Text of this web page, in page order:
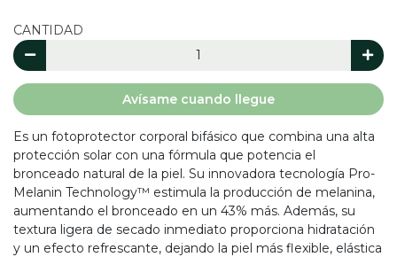
CANTIDAD
Avísame cuando llegue
Es un fotoprotector corporal bifásico que combina una alta
protección solar con una fórmula que potencia el
bronceado natural de la piel. Su innovadora tecnología Pro-
Melanin Technology™ estimula la producción de melanina,
aumentando el bronceado en un 43% más. Además, su
textura ligera de secado inmediato proporciona hidratación
y un efecto refrescante, dejando la piel más flexible, elástica